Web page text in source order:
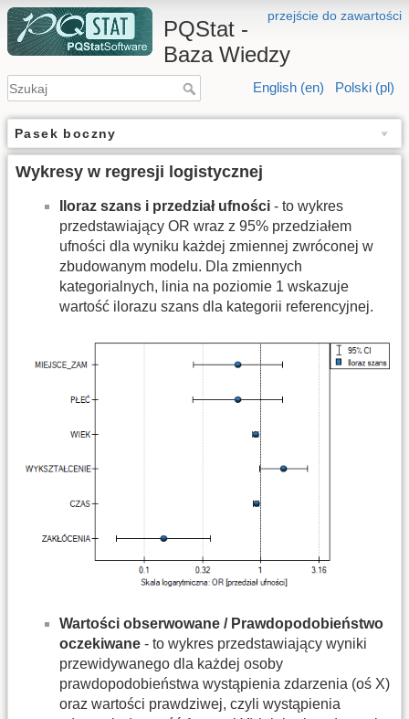
przejście do zawartości
PQStat -
Baza Wiedzy
English (en) Polski (pl)
Pasek boczny
Wykresy w regresji logistycznej
Iloraz szans i przedział ufności - to wykres
przedstawiający OR wraz z 95% przedziałem
ufności dla wyniku każdej zmiennej zwróconej w
zbudowanym modelu. Dla zmiennych
kategorialnych, linia na poziomie 1 wskazuje
wartość ilorazu szans dla kategorii referencyjnej.
Wartości obserwowane / Prawdopodobieństwo
oczekiwane - to wykres przedstawiający wyniki
przewidywanego dla każdej osoby
prawdopodobieństwa wystąpienia zdarzenia (oś X)
oraz wartości prawdziwej, czyli wystąpienia